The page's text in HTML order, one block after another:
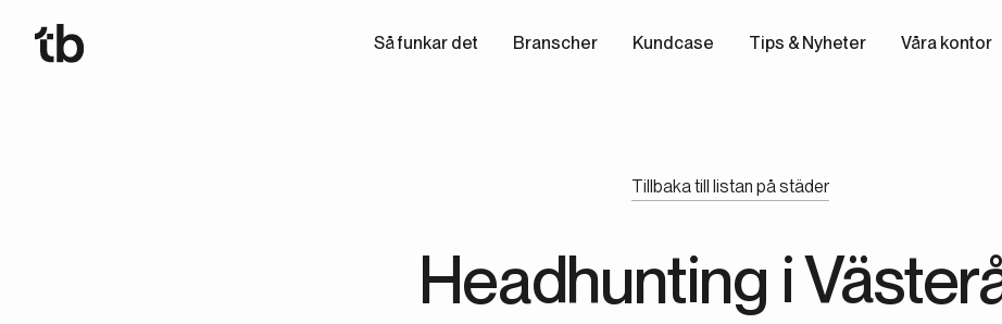
Så funkar det Branscher Kundcase Tips & Nyheter Våra kontor
Tillbaka till listan på städer
Headhunting i